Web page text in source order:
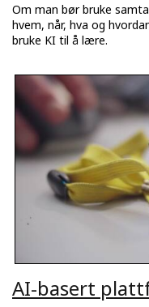
Om man bør bruke
hvem, når, hva og
bruke KI til å lære.
AI-basert